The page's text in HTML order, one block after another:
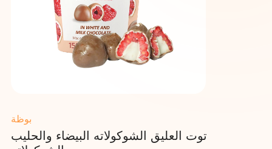
بوظة
توت العليق الشوكولاته البيضاء والحليب